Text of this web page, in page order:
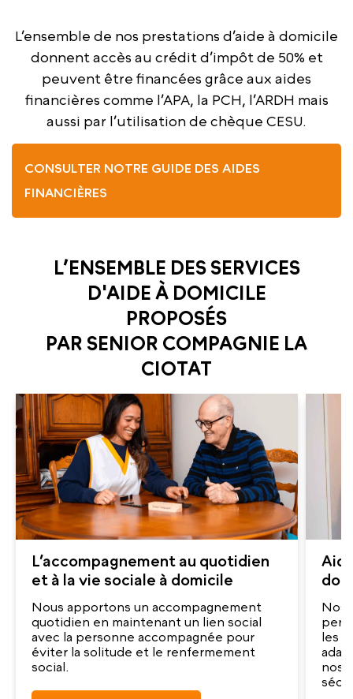
L’ensemble de nos prestations d’aide à domicile
donnent accès au crédit d’impôt de 50% et
peuvent être financées grâce aux aides
financières comme l’APA, la PCH, l’ARDH mais
aussi par l’utilisation de chèque CESU.
CONSULTER NOTRE GUIDE DES AIDES
FINANCIÈRES
L’ENSEMBLE DES SERVICES
D'AIDE À DOMICILE
PROPOSÉS
PAR SENIOR COMPAGNIE LA
CIOTAT
L’accompagnement au quotidien
et à la vie sociale à domicile
Nous apportons un accompagnement
quotidien en maintenant un lien social
avec la personne accompagnée pour
éviter la solitude et le renfermement
social.
Nos
les
nos